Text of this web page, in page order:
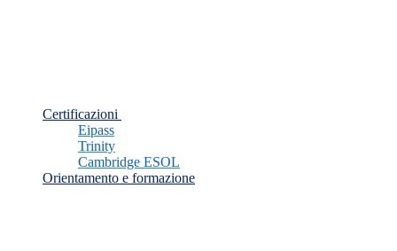
Certificazioni
Eipass
Trinity
Cambridge ESOL
Orientamento e formazione